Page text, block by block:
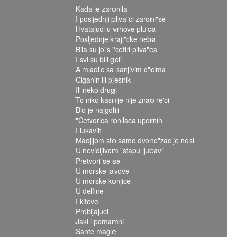
Kada je zaronila
I posljednji pliva"ci zaroni"se
Hvatajuci u vrhove plu'ca
Posljednje kraji"cke neba
Bila su jo"s "cetiri pliva"ca
I svi su bili goli
A mladi'c sa sanjivim o"cima
Ciganin ili pjesnik
Il' neko drugi
To niko kasnije nije znao re'ci
Bio je najgoliji
"Cetvorica ronilaca upornih
I lukavih
Madjijom sto samo dvono"zac je nosi
U nevidljivom "stapu ljubavi
Pretvori"se se
U morske lavove
U morske konjice
U delfine
I kitove
Probijajuci
Jaki i pomamni
Sante magle